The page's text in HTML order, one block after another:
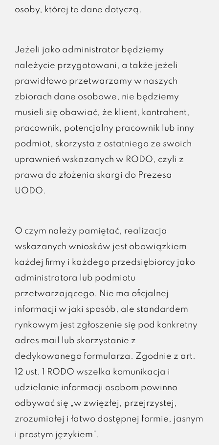
osoby, której te dane dotyczą.
Jeżeli jako administrator będziemy
należycie przygotowani, a także jeżeli
prawidłowo przetwarzamy w naszych
zbiorach dane osobowe, nie będziemy
musieli się obawiać, że klient, kontrahent,
pracownik, potencjalny pracownik lub inny
podmiot, skorzysta z ostatniego ze swoich
uprawnień wskazanych w RODO, czyli z
prawa do złożenia skargi do Prezesa
UODO.
O czym należy pamiętać, realizacja
wskazanych wniosków jest obowiązkiem
każdej firmy i każdego przedsiębiorcy jako
administratora lub podmiotu
przetwarzającego. Nie ma oficjalnej
informacji w jaki sposób, ale standardem
rynkowym jest zgłoszenie się pod konkretny
adres mail lub skorzystanie z
dedykowanego formularza. Zgodnie z art.
12 ust. 1 RODO wszelka komunikacja i
udzielanie informacji osobom powinno
odbywać się „w zwięzłej, przejrzystej,
zrozumiałej i łatwo dostępnej formie, jasnym
i prostym językiem”.